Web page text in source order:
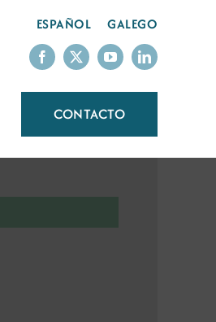
ESPAÑOL GALEGO
CONTACTO